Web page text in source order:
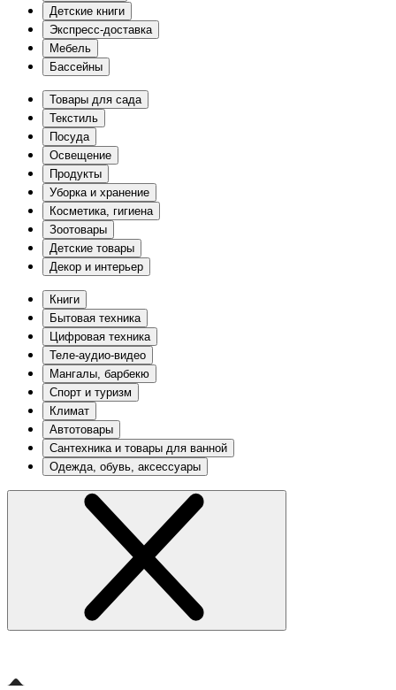
Детские книги
Экспресс-доставка
Мебель
Бассейны
Товары для сада
Текстиль
Посуда
Освещение
Продукты
Уборка и хранение
Косметика, гигиена
Зоотовары
Детские товары
Декор и интерьер
Книги
Бытовая техника
Цифровая техника
Теле-аудио-видео
Мангалы, барбекю
Спорт и туризм
Климат
Автотовары
Сантехника и товары для ванной
Одежда, обувь, аксессуары